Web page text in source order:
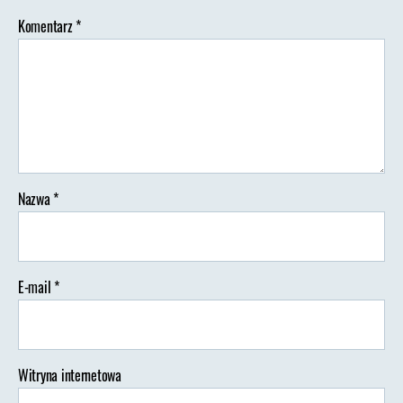
Komentarz*
Nazwa*
E-mail*
Witryna internetowa